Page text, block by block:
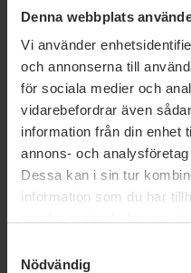
Denna webbplats
Vi använder
och annonserna till
för sociala medier och
vidarebefordrar även
information från din enhet
annons- och
Dessa kan i sin tur
information som du har
Nödvändig
Dela denna
attsprida